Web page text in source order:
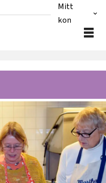
Mitt
konto